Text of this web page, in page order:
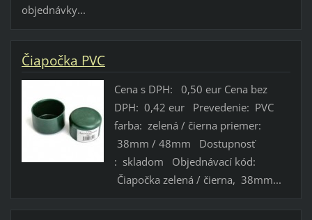
objednávky...
Čiapočka PVC
Cena s DPH: 0,50 eur Cena bez
DPH: 0,42 eur Prevedenie: PVC
farba: zelená / čierna priemer:
38mm / 48mm Dostupnosť
: skladom Objednávací kód:
Čiapočka zelená / čierna, 38mm...